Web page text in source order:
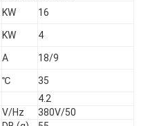
KW
16
KW
4
Α
18/9
℃
35
4.2
V/Hz
380V/50